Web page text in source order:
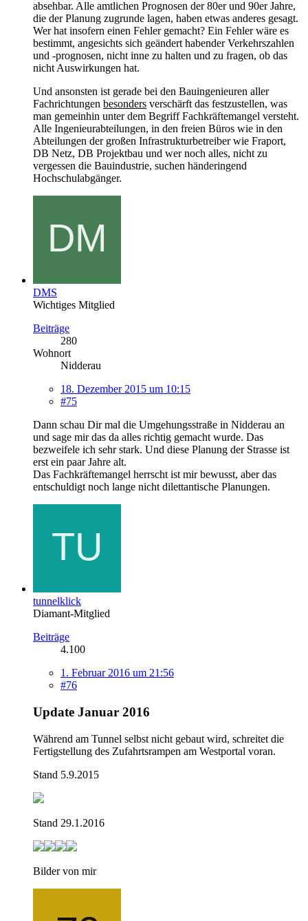
absehbar. Alle amtlichen Prognosen der 80er und 90er Jahre,
die der Planung zugrunde lagen, haben etwas anderes gesagt.
Wer hat insofern einen Fehler gemacht? Ein Fehler wäre es
bestimmt, angesichts sich geändert habender Verkehrszahlen
und -prognosen, nicht inne zu halten und zu fragen, ob das
nicht Auswirkungen hat.
Und ansonsten ist gerade bei den Bauingenieuren aller
Fachrichtungen besonders verschärft das festzustellen, was
man gemeinhin unter dem Begriff Fachkräftemangel versteht.
Alle Ingenieurabteilungen, in den freien Büros wie in den
Abteilungen der großen Infrastrukturbetreiber wie Fraport,
DB Netz, DB Projektbau und wer noch alles, nicht zu
vergessen die Bauindustrie, suchen händeringend
Hochschulabgänger.
DMS
Wichtiges Mitglied
Beiträge
280
Wohnort
Nidderau
18. Dezember 2015 um 10:15
#75
Dann schau Dir mal die Umgehungsstraße in Nidderau an
und sage mir das da alles richtig gemacht wurde. Das
bezweifele ich sehr stark. Und diese Planung der Strasse ist
erst ein paar Jahre alt.
Das Fachkräftemangel herrscht ist mir bewusst, aber das
entschuldigt noch lange nicht dilettantische Planungen.
tunnelklick
Diamant-Mitglied
Beiträge
4.100
1. Februar 2016 um 21:56
#76
Update Januar 2016
Während am Tunnel selbst nicht gebaut wird, schreitet die
Fertigstellung des Zufahrtsrampen am Westportal voran.
Stand 5.9.2015
Stand 29.1.2016
Bilder von mir